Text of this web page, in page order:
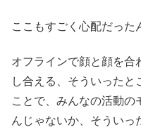
ここもすごく心配だった
オフラインで顔と顔を合
し合える、そういったと
ことで、みんなの活動の
んじゃないか、そういっ